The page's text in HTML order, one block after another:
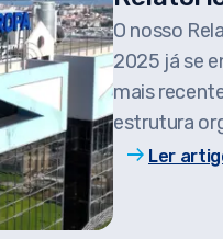
O nosso
2025 já se
mais
estrutura
arrow_right_alt Ler